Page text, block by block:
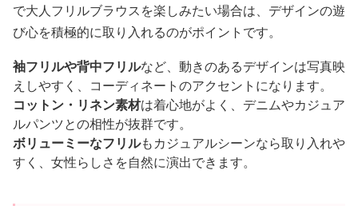
で大人フリルブラウスを楽しみたい場合は、デザインの遊
び心を積極的に取り入れるのがポイントです。
袖フリルや背中フリルなど、動きのあるデザインは写真映
えしやすく、コーディネートのアクセントになります。
コットン・リネン素材は着心地がよく、デニムやカジュア
ルパンツとの相性が抜群です。
ボリューミーなフリルもカジュアルシーンなら取り入れや
すく、女性らしさを自然に演出できます。